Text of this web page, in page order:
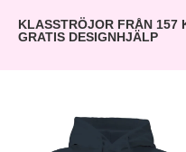
KLASSTRÖJOR FRÅN 157
GRATIS DESIGNHJÄLP